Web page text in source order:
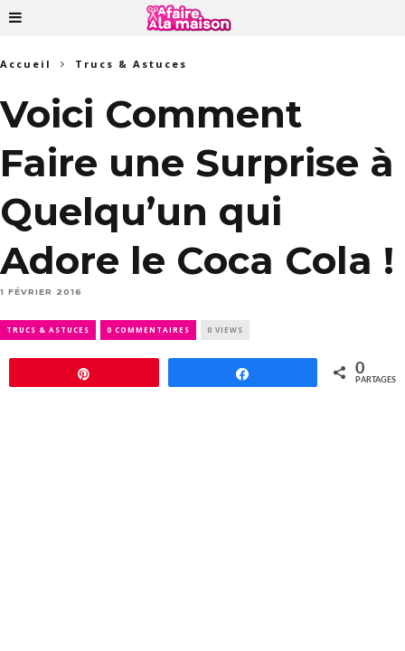
Accueil Trucs & Astuces
Voici Comment
Faire une Surprise à
Quelqu’un qui
Adore le Coca Cola !
1 FÉVRIER 2016
TRUCS & ASTUCES 0 COMMENTAIRES 0 VIEWS
0
PARTAGES